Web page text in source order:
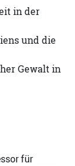
in der
und die
Gewalt in
für